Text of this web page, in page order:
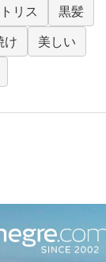
リス
黒髪
け
美しい